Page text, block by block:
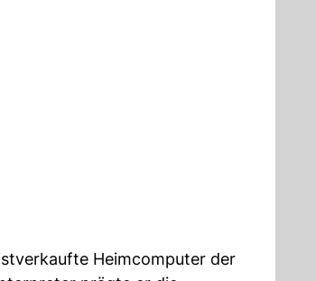
Heimcomputer der